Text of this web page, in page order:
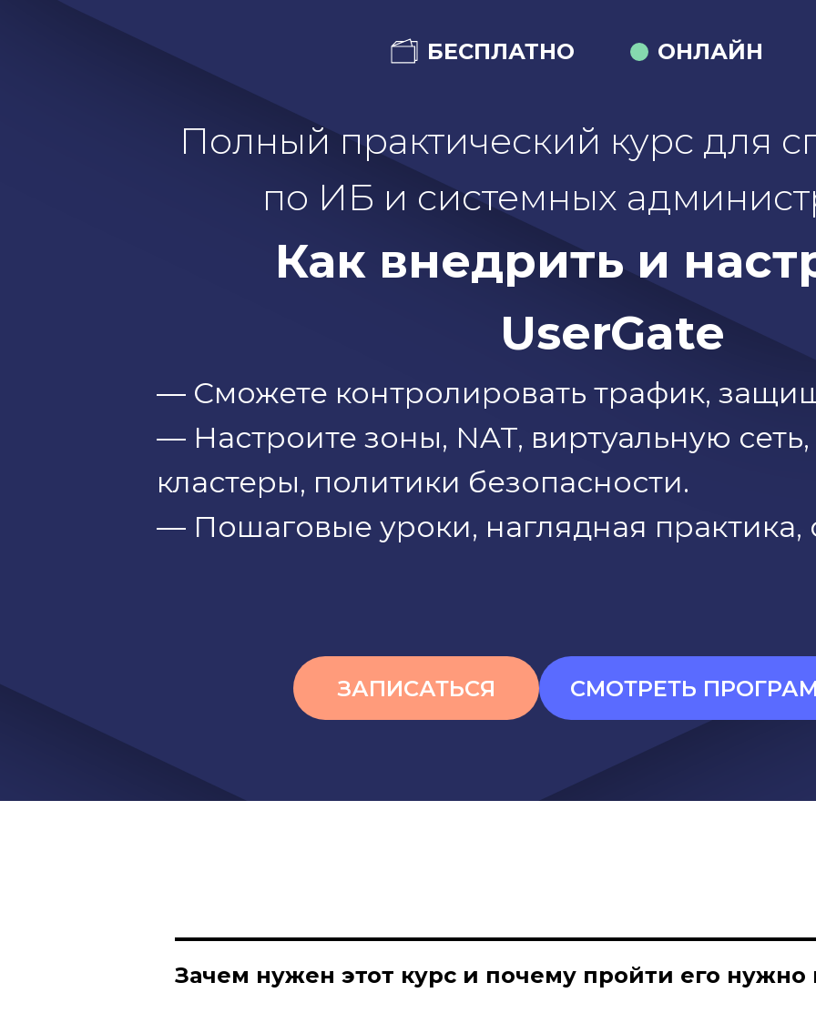
ЗАПИСАТЬСЯ СМОТРЕТЬ
— Сможете контролировать трафик,
— Настроите зоны, NAT, виртуальную
кластеры, политики безопасности.
— Пошаговые уроки, наглядная практика,
Полный практический курс для
по ИБ и системных
Как внедрить и
UserGate
БЕСПЛАТНО ОНЛАЙН
Зачем нужен этот курс и почему пройти его нужно